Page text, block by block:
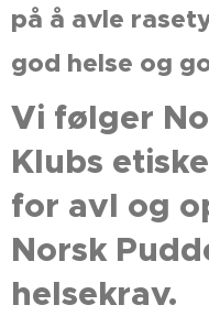
på å avle
god helse og
Vi følger
Klubs
for avl og
Norsk
helsekrav.